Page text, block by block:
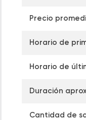
Precio
Horario de
Horario de
Duración
Cantidad de